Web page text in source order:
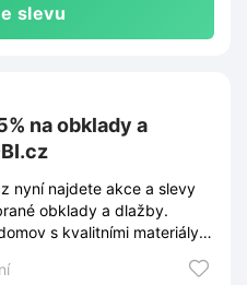
slevu
na obklady a
nyní najdete akce a slevy
obklady a dlažby.
s kvalitními materiály